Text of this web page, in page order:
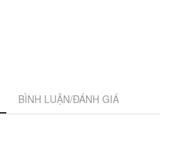
BÌNH LUẬN/ĐÁNH GIÁ